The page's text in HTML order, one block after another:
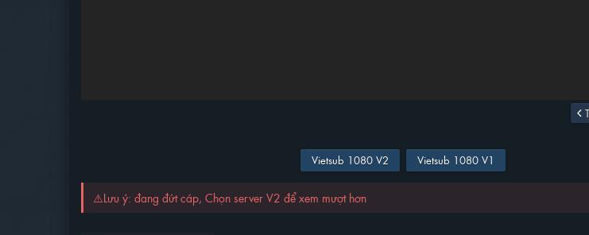
Vietsub 1080 V2 Vietsub 1080 V1
⚠️Lưu ý: đang đứt cáp, Chọn server V2 để xem mượt hơn